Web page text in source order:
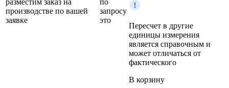
производстве по вашей
заявке
запросу
это
Пересчет в другие
единицы измерения
является справочным и
может отличаться от
фактического
В корзину